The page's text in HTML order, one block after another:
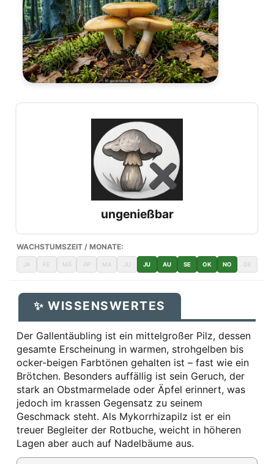
ungenießbar
WACHSTUMSZEIT / MONATE:
JA FE MÄ AP MA JU JU AU SE OK NO DE
✨ WISSENSWERTES
Der Gallentäubling ist ein mittelgroßer Pilz, dessen
gesamte Erscheinung in warmen, strohgelben bis
ocker-beigen Farbtönen gehalten ist – fast wie ein
Brötchen. Besonders auffällig ist sein Geruch, der
stark an Obstmarmelade oder Äpfel erinnert, was
jedoch im krassen Gegensatz zu seinem
Geschmack steht. Als Mykorrhizapilz ist er ein
treuer Begleiter der Rotbuche, weicht in höheren
Lagen aber auch auf Nadelbäume aus.